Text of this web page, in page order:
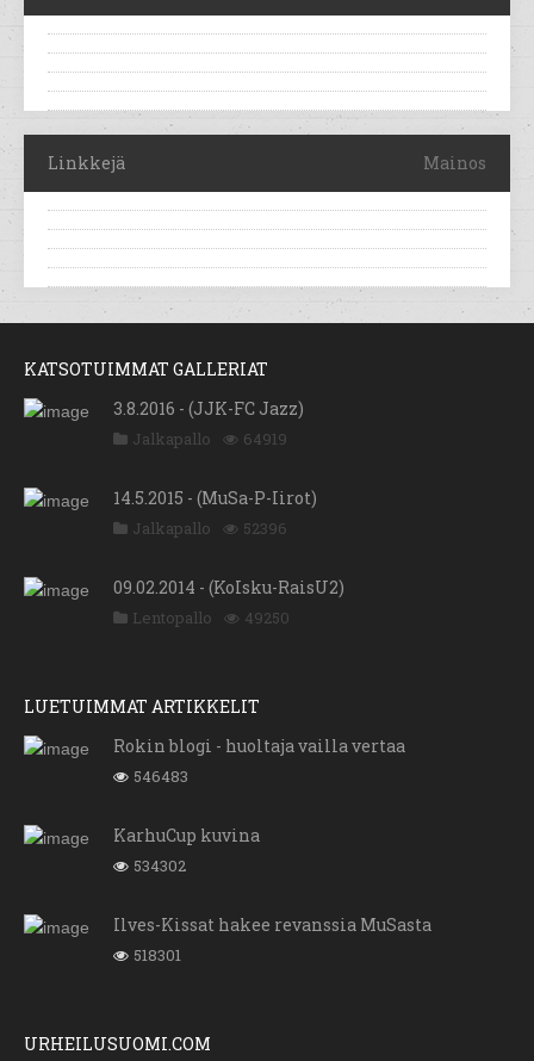
Linkkejä Mainos
KATSOTUIMMAT GALLERIAT
3.8.2016 - (JJK-FC Jazz)
Jalkapallo 64919
14.5.2015 - (MuSa-P-Iirot)
Jalkapallo 52396
09.02.2014 - (KoIsku-RaisU2)
Lentopallo 49250
LUETUIMMAT ARTIKKELIT
Rokin blogi - huoltaja vailla vertaa
546483
KarhuCup kuvina
534302
Ilves-Kissat hakee revanssia MuSasta
518301
URHEILUSUOMI.COM